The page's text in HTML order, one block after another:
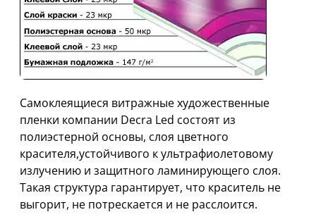
Самоклеящиеся витражные художественные
пленки компании Decra Led состоят из
полиэстерной основы, слоя цветного
красителя,устойчивого к ультрафиолетовому
излучению и защитного ламинирующего слоя.
Такая структура гарантирует, что краситель не
выгорит, не потрескается и не расслоится.